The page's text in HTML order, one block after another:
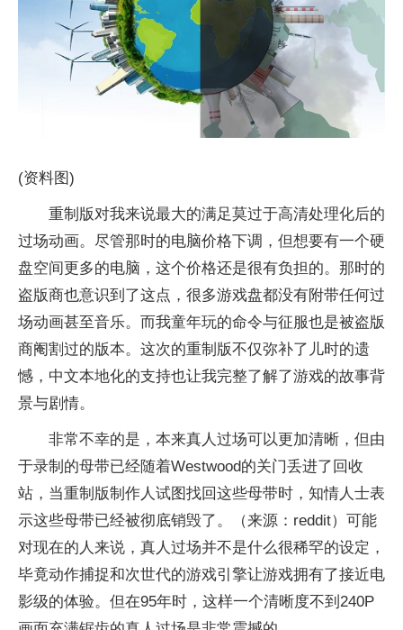
(资料图)
重制版对我来说最大的满足莫过于高清处理化后的
过场动画。尽管那时的电脑价格下调，但想要有一个硬
盘空间更多的电脑，这个价格还是很有负担的。那时的
盗版商也意识到了这点，很多游戏盘都没有附带任何过
场动画甚至音乐。而我童年玩的命令与征服也是被盗版
商阉割过的版本。这次的重制版不仅弥补了儿时的遗
憾，中文本地化的支持也让我完整了解了游戏的故事背
景与剧情。
非常不幸的是，本来真人过场可以更加清晰，但由
于录制的母带已经随着Westwood的关门丢进了回收
站，当重制版制作人试图找回这些母带时，知情人士表
示这些母带已经被彻底销毁了。（来源：reddit）可能
对现在的人来说，真人过场并不是什么很稀罕的设定，
毕竟动作捕捉和次世代的游戏引擎让游戏拥有了接近电
影级的体验。但在95年时，这样一个清晰度不到240P